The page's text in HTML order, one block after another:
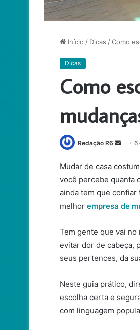
Início / Dicas /Como
Dicas
Como
Redação R6
Mande
e-
mail
6
Mudar de casa
você percebe quanta
ainda tem que confiar
melhor empresa de
Tem gente que vai
evitar dor de cabeça,
seus pertences, da
Neste guia prático,
escolha certa e
com linguagem